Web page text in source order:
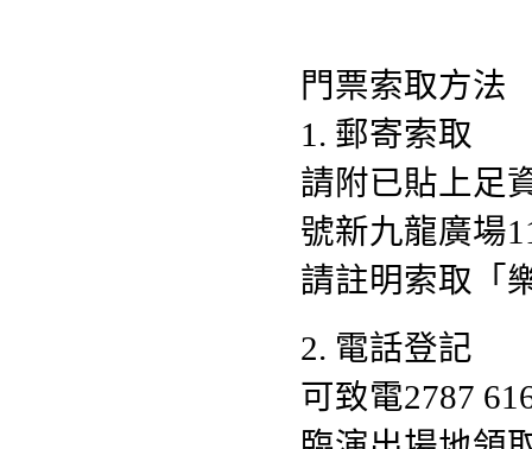
門票索取方法
1. 郵寄索取
請附已貼上足
號新九龍廣場
請註明索取「
2. 電話登記
可致電2787